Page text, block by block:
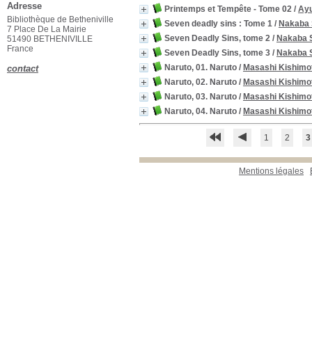
Printemps et Tempête - Tome 02 /
Seven deadly sins : Tome 1 / Nakaba
Seven Deadly Sins, tome 2 / Nakaba
Seven Deadly Sins, tome 3 / Nakaba
Naruto, 01. Naruto / Masashi
Naruto, 02. Naruto / Masashi
Naruto, 03. Naruto / Masashi
Naruto, 04. Naruto / Masashi
1 2 3
Mentions légales
Adresse
Bibliothèque de Betheniville
7 Place De La Mairie
51490 BETHENIVILLE
France
contact